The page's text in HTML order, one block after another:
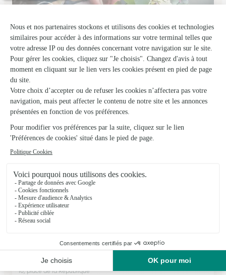
L’ile Aux Fleurs
Ecommoy
★★★★ ★5 (7)
C.Cial Hyper U Route du Mans Le Soleil
Voir la boutique
Ecommoy
★★ 4.9 (61)
10, place de la République